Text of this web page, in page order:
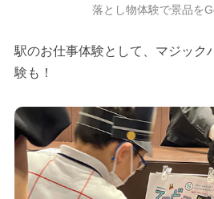
落とし物体験で景品を
駅のお仕事体験として、マジック
験も！